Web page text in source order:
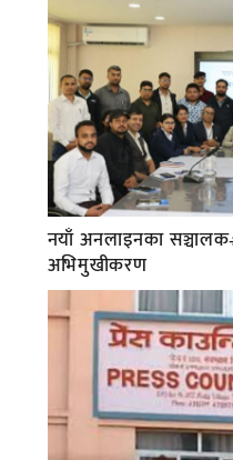
नयाँ अनलाइनका
अभिमुखीकरण